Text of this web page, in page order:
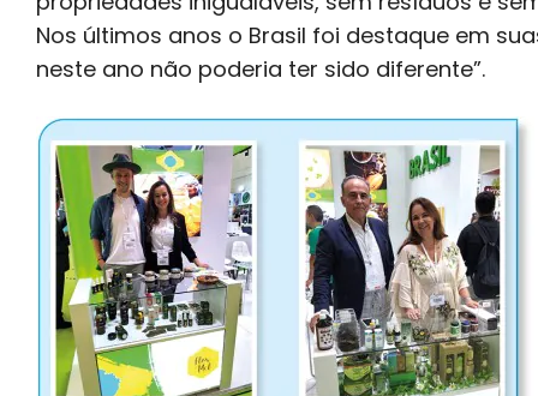
Nos últimos anos o Brasil foi destaque em
neste ano não poderia ter sido diferente”.